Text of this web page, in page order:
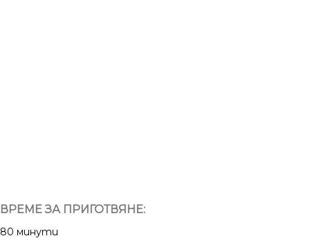
ВРЕМЕ ЗА ПРИГОТВЯНЕ:
80 минути